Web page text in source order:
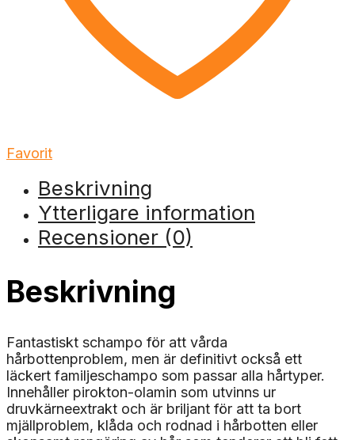
Favorit
Beskrivning
Ytterligare information
Recensioner (0)
Beskrivning
Fantastiskt schampo för att vårda
hårbottenproblem, men är definitivt också ett
läckert familjeschampo som passar alla hårtyper.
Innehåller pirokton-olamin som utvinns ur
druvkärneextrakt och är briljant för att ta bort
mjällproblem, klåda och rodnad i hårbotten eller